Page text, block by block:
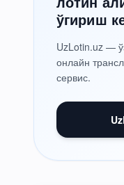
ўгириш
UzLotin.uz —
онлайн
сервис.